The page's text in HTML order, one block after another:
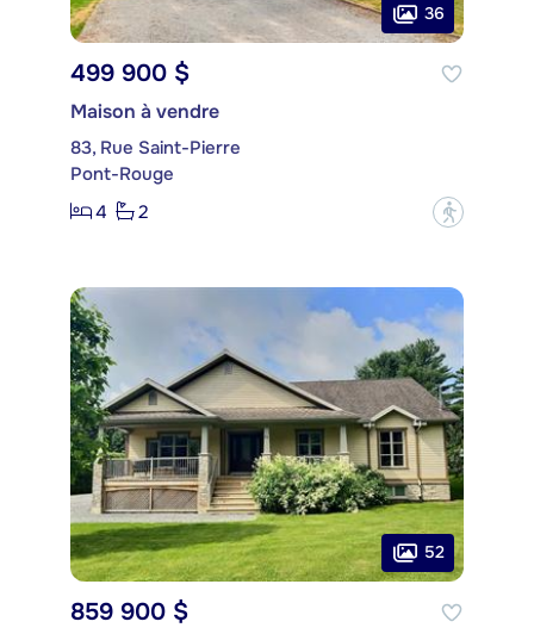
36
499 900 $
Maison à vendre
83, Rue Saint-Pierre
Pont-Rouge
4
2 ?
52
859 900 $